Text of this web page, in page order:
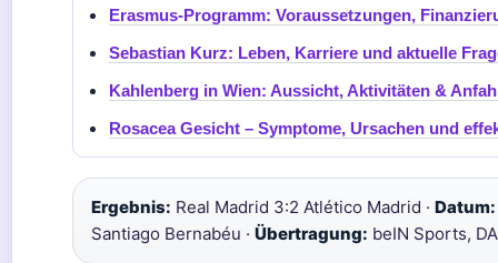
Erasmus-Programm: Voraussetzungen,
Sebastian Kurz: Leben, Karriere und aktuelle
Kahlenberg in Wien: Aussicht, Aktivitäten &
Rosacea Gesicht – Symptome, Ursachen und
Ergebnis: Real Madrid 3:2 Atlético Madrid · Datum:
Santiago Bernabéu · Übertragung: beIN Sports,